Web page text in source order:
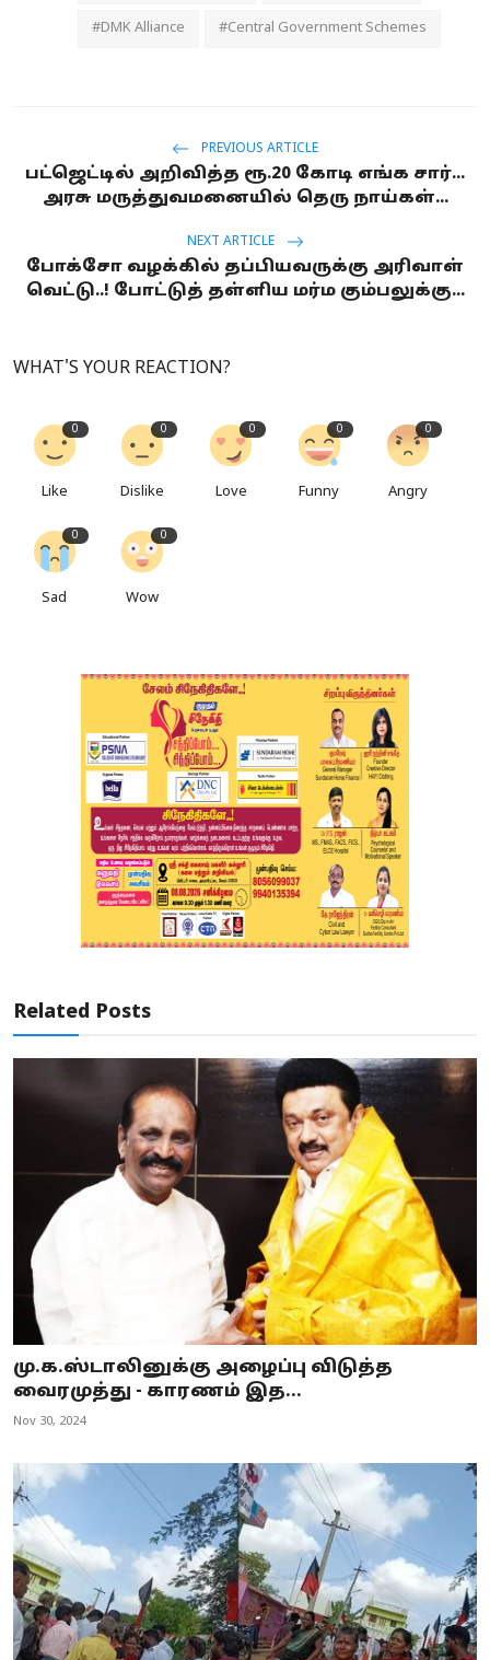
#DMK Alliance #Central Government Schemes
PREVIOUS ARTICLE
பட்ஜெட்டில் அறிவித்த ரூ.20 கோடி எங்க சார்...
அரசு மருத்துவமனையில் தெரு நாய்கள்...
NEXT ARTICLE
போக்சோ வழக்கில் தப்பியவருக்கு அரிவாள்
வெட்டு..! போட்டுத் தள்ளிய மர்ம கும்பலுக்கு...
WHAT'S YOUR REACTION?
0
Like
0
Dislike
0
Love
0
Funny
0
Angry
0
Sad
0
Wow
Related Posts
மு.க.ஸ்டாலினுக்கு அழைப்பு விடுத்த
வைரமுத்து - காரணம் இத...
Nov 30, 2024